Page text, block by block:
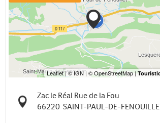
Zac le Réal Rue de la Fou
66220 SAINT-PAUL-DE-